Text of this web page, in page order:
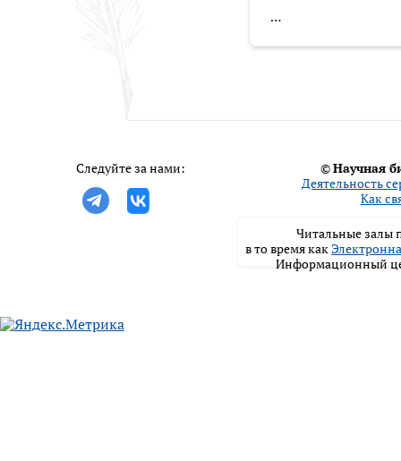
…
Следуйте за нами: ©Научная
Деятельность
Как
Читальные залы
в то время как
Информационный